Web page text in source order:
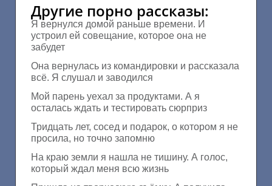
Другие порно рассказы:
Я вернулся домой раньше времени. И
устроил ей совещание, которое она не
забудет
Она вернулась из командировки и рассказала
всё. Я слушал и заводился
Мой парень уехал за продуктами. А я
осталась ждать и тестировать сюрприз
Тридцать лет, сосед и подарок, о котором я не
просила, но точно запомню
На краю земли я нашла не тишину. А голос,
который ждал меня всю жизнь